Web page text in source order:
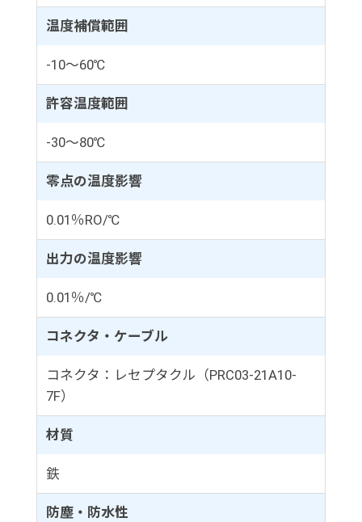
温度補償範囲
-10～60℃
許容温度範囲
-30～80℃
零点の温度影響
0.01％RO/℃
出力の温度影響
0.01％/℃
コネクタ・ケーブル
コネクタ：レセプタクル（PRC03-21A10-
7F）
材質
鉄
防塵・防水性